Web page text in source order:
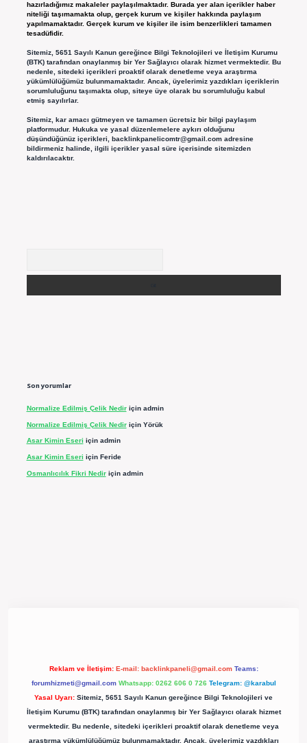
hazırladığımız makaleler paylaşılmaktadır. Burada yer alan içerikler haber
niteliği taşımamakta olup, gerçek kurum ve kişiler hakkında paylaşım
yapılmamaktadır. Gerçek kurum ve kişiler ile isim benzerlikleri tamamen
tesadüfidir.
Sitemiz, 5651 Sayılı Kanun gereğince Bilgi Teknolojileri ve İletişim Kurumu
(BTK) tarafından onaylanmış bir Yer Sağlayıcı olarak hizmet vermektedir. Bu
nedenle, sitedeki içerikleri proaktif olarak denetleme veya araştırma
yükümlülüğümüz bulunmamaktadır. Ancak, üyelerimiz yazdıkları içeriklerin
sorumluluğunu taşımakta olup, siteye üye olarak bu sorumluluğu kabul
etmiş sayılırlar.
Sitemiz, kar amacı gütmeyen ve tamamen ücretsiz bir bilgi paylaşım
platformudur. Hukuka ve yasal düzenlemelere aykırı olduğunu
düşündüğünüz içerikleri, backlinkpanelicomtr@gmail.comadresine
bildirmeniz halinde, ilgili içerikler yasal süre içerisinde sitemizden
kaldırılacaktır.
Son yorumlar
Normalize Edilmiş Çelik Nediriçin admin
Normalize Edilmiş Çelik Nediriçin Yörük
Asar Kimin Eseri için admin
Asar Kimin Eseri için Feride
Osmanlıcılık Fikri Nediriçin admin
Reklam ve İletişim: E-mail: backlinkpaneli@gmail.com Teams:
forumhizmeti@gmail.com Whatsapp: 0262 606 0 726 Telegram: @karabul
Yasal Uyarı: Sitemiz, 5651 Sayılı Kanun gereğince Bilgi Teknolojileri ve
İletişim Kurumu (BTK) tarafından onaylanmış bir Yer Sağlayıcı olarak hizmet
vermektedir. Bu nedenle, sitedeki içerikleri proaktif olarak denetleme veya
araştırma yükümlülüğümüz bulunmamaktadır. Ancak, üyelerimiz yazdıkları